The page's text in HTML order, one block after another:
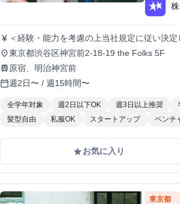
currency_yen ＜経験・能力を考慮の上当社規定に従い決
place東京都渋谷区神宮前2-18-19 the Folks 5F
train 原宿、明治神宮前
calendar_today週2日〜 / 週15時間〜
全学年対象 週2日以下OK 週3日以上推奨
髪型自由
私服OK スタートアップ ベンチ
gradeお気に入り
東京都